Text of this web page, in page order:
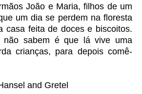
João e Maria, filhos de um
um dia se perdem na floresta
casa feita de doces e biscoitos.
não sabem é que lá vive uma
crianças, para depois comê-
and Gretel